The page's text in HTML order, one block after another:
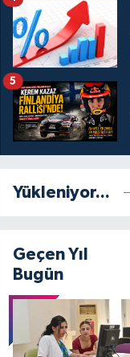
5
Yükleniyor...
Geçen Yıl
Bugün